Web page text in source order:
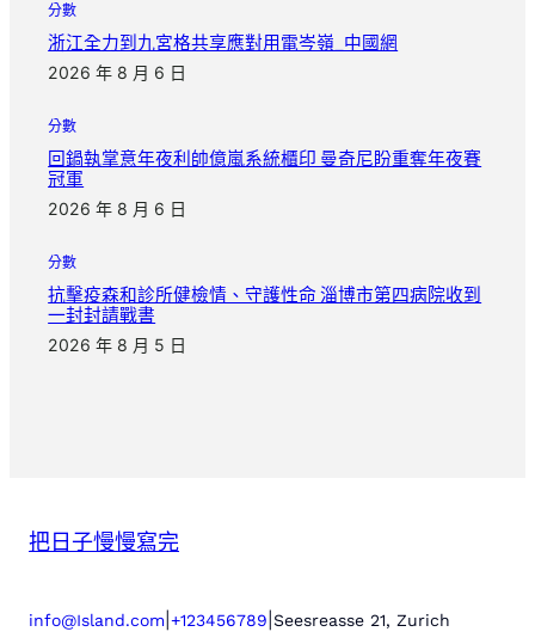
分數
浙江全力到九宮格共享應對用電岑嶺_中國網
2026 年 8 月 6 日
分數
回鍋執掌意年夜利帥億嵐系統櫃印 曼奇尼盼重奪年夜賽
冠軍
2026 年 8 月 6 日
分數
抗擊疫森和診所健檢情、守護性命 淄博市第四病院收到
一封封請戰書
2026 年 8 月 5 日
把日子慢慢寫完
info@Island.com +123456789 Seesreasse 21, Zurich